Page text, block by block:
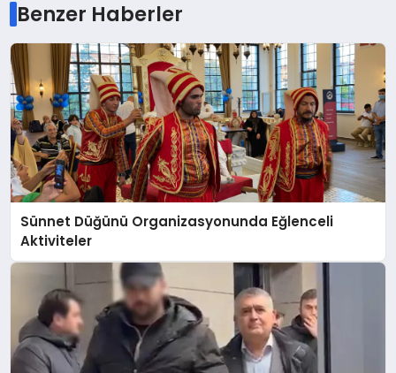
Benzer Haberler
Sünnet Düğünü Organizasyonunda Eğlenceli
Aktiviteler